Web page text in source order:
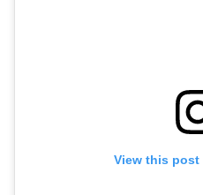
View this post